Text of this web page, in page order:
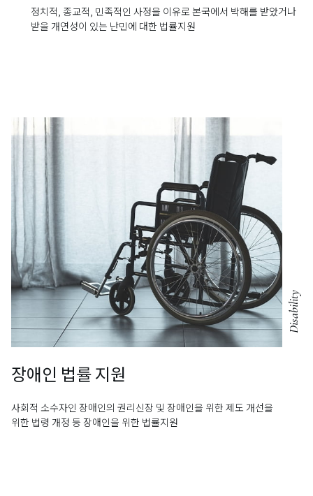
정치적, 종교적, 민족적인 사정을 이유로 본국에서 박해를 받았거나
받을 개연성이 있는 난민에 대한 법률지원
Disability
장애인 법률 지원
사회적 소수자인 장애인의 권리신장 및 장애인을 위한 제도 개선을
위한 법령 개정 등 장애인을 위한 법률지원